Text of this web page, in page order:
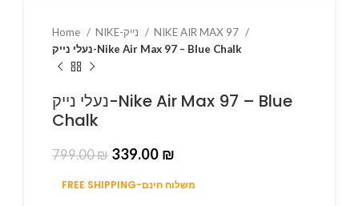
Home
NIKE AIR MAX 97
נעלי נייק-Nike Air Max 97 – Blue Chalk
נעלי נייק-Nike Air Max 97 – Blue
Chalk
799.00₪ 339.00 ₪
FREE SHIPPING-משלוח חינם